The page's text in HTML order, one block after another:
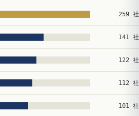
259 社
141 社
122 社
112 社
101 社